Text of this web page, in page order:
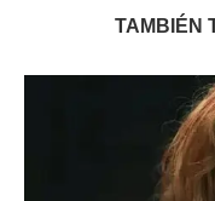
TAMBIÉN